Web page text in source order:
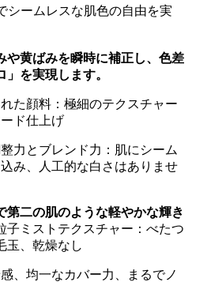
シームレスな肌色の自由を実
や黄ばみを瞬時に補正し、色差
」を実現します。
た顔料：極細のテクスチャー
ド仕上げ
力とブレンド力：肌にシーム
み、人工的な白さはありませ
第二の肌のような軽やかな輝き
子ミストテクスチャー：べたつ
玉、乾燥なし
、均一なカバー力、まるでノ